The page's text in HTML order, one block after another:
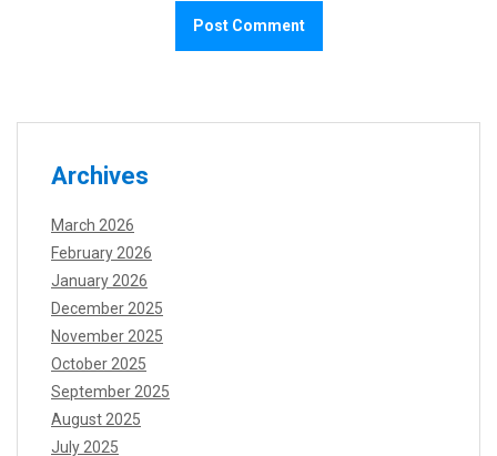
Archives
March 2026
February 2026
January 2026
December 2025
November 2025
October 2025
September 2025
August 2025
July 2025